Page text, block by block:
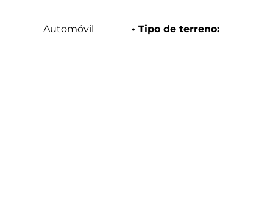
Automóvil • Tipo de terreno: